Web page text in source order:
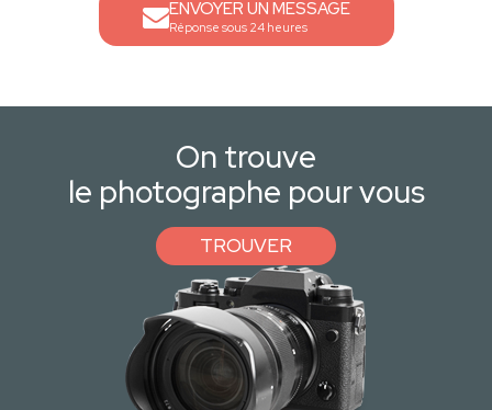
ENVOYER UN MESSAGE
Réponse sous 24 heures
On trouve
le photographe pour vous
TROUVER